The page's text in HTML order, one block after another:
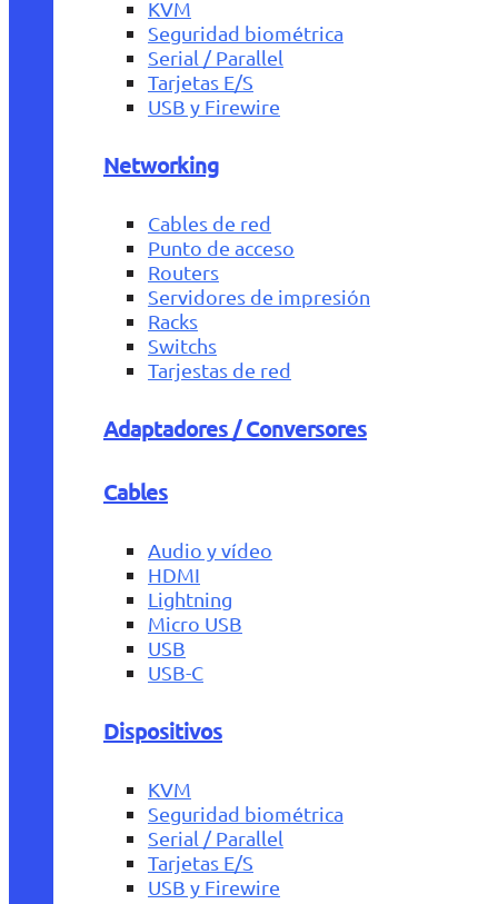
KVM
Seguridad biométrica
Serial / Parallel
Tarjetas E/S
USB y Firewire
Networking
Cables de red
Punto de acceso
Routers
Servidores de impresión
Racks
Switchs
Tarjestas de red
Adaptadores / Conversores
Cables
Audio y vídeo
HDMI
Lightning
Micro USB
USB
USB-C
Dispositivos
KVM
Seguridad biométrica
Serial / Parallel
Tarjetas E/S
USB y Firewire